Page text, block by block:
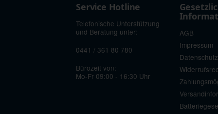
Service Hotline
Telefonische Unterstützung
und Beratung unter:
0441 / 361 80 780
Bürozeit von:
Mo-Fr 09:00 - 16:30 Uhr
AGB
Impressum
Datenschutz